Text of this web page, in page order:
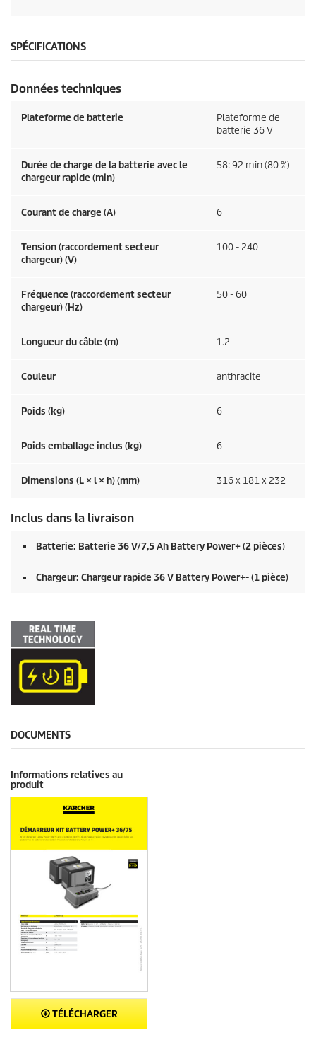
SPÉCIFICATIONS
Données techniques
Plateforme de batterie
Plateforme de
batterie 36 V
Durée de charge de la batterie avec le
chargeur rapide (min)
58: 92 min (80 %)
Courant de charge (A) 6
Tension (raccordement secteur
chargeur) (V)
100 - 240
Fréquence (raccordement secteur
chargeur) (Hz)
50 - 60
Longueur du câble (m) 1.2
Couleur anthracite
Poids (kg) 6
Poids emballage inclus (kg) 6
Dimensions (L × l × h) (mm) 316 x 181 x 232
Inclus dans la livraison
Batterie: Batterie 36 V/7,5 Ah Battery Power+ (2 pièces)
Chargeur: Chargeur rapide 36 V Battery Power+- (1 pièce)
DOCUMENTS
Informations relatives au
produit
TÉLÉCHARGER